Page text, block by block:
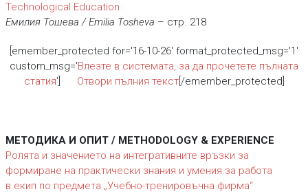
Technological Education
Емилия Тошева / Emilia Tosheva – стр. 218
[emember_protected for='16-10-26' format_protected_msg='1'
custom_msg='Влезте в системата, за да прочетете пълната
статия'] Отвори пълния текст[/emember_protected]
МЕТОДИКА И ОПИТ / METHODOLOGY & EXPERIENCE
Ролята и значението на интегративните връзки за
формиране на практически знания и умения за работа
в екип по предмета „Учебно-тренировъчна фирма“